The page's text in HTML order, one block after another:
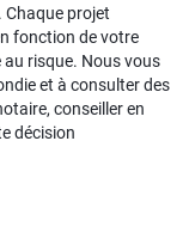
Chaque projet
fonction de votre
risque. Nous vous
et à consulter des
conseiller en
décision